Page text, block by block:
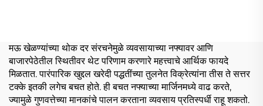
मऊ खेळण्यांच्या थोक दर संरचनेमुळे व्यवसायाच्या नफ्यावर आणि
बाजारपेठेतील स्थितीवर थेट परिणाम करणारे महत्त्वाचे आर्थिक फायदे
मिळतात. पारंपारिक खुद्दल खरेदी पद्धतींच्या तुलनेत विक्रेत्यांना तीस ते सत्तर
टक्के इतकी लगेच बचत होते. ही बचत नफ्याच्या मार्जिनमध्ये वाढ करते,
ज्यामुळे गुणवत्तेच्या मानकांचे पालन करताना व्यवसाय प्रतिस्पर्धी राहू शकतो.